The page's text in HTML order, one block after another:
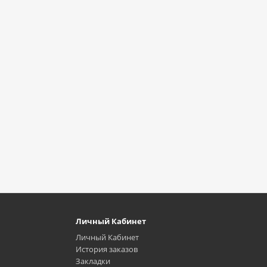
Личный Кабинет
Личный Кабинет
История заказов
Закладки